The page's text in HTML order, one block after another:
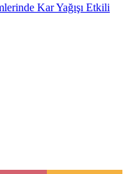
Kar Yağışı Etkili